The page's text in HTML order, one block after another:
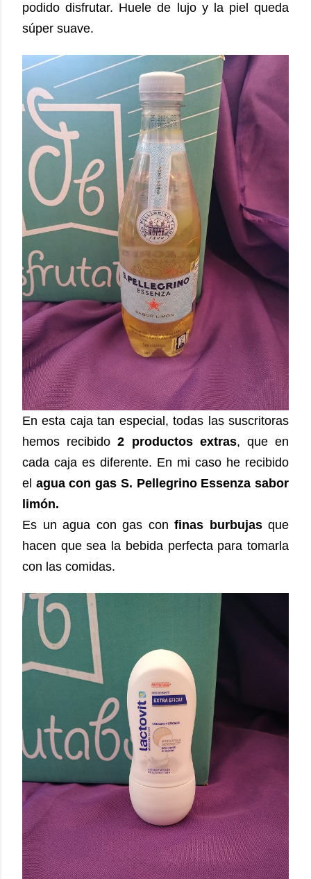
podido disfrutar. Huele de lujo y la piel queda
súper suave.
En esta caja tan especial, todas las suscritoras
hemos recibido2 productos extras, que en
cada caja es diferente. En mi caso he recibido
el agua con gas S. Pellegrino Essenza sabor
limón.
Es un agua con gas con finas burbujasque
hacen que sea la bebida perfecta para tomarla
con las comidas.